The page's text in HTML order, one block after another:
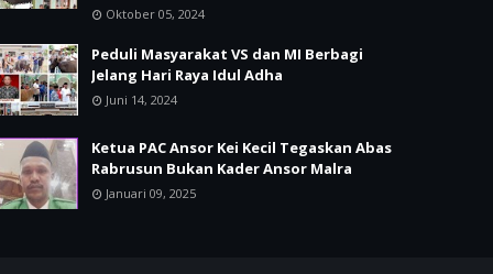
Oktober 05, 2024
Peduli Masyarakat VS dan MI Berbagi
Jelang Hari Raya Idul Adha
Juni 14, 2024
Ketua PAC Ansor Kei Kecil Tegaskan Abas
Rabrusun Bukan Kader Ansor Malra
Januari 09, 2025